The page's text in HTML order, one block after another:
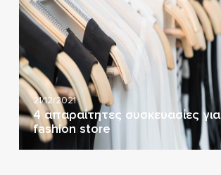
21/12/2021
4 απαραίτητες συσκευασίες
fashion store